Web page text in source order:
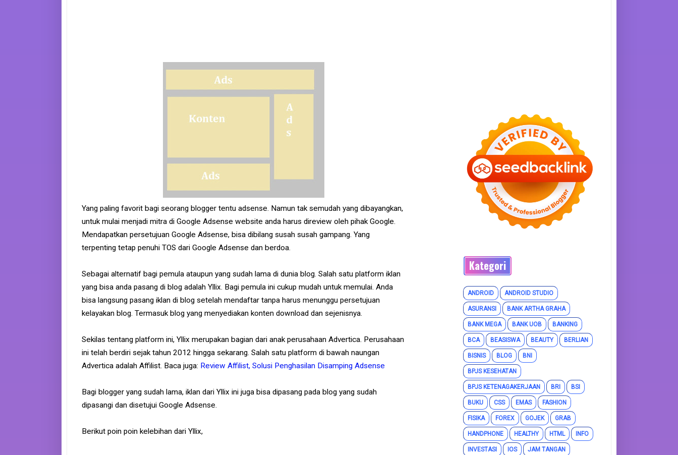
Yang paling favorit bagi seorang blogger tentu adsense. Namun tak semudah yang dibayangkan,
untuk mulai menjadi mitra di Google Adsense website anda harus direview oleh pihak Google.
Mendapatkan persetujuan Google Adsense, bisa dibilang susah susah gampang. Yang
terpenting tetap penuhi TOS dari Google Adsense dan berdoa.
Sebagai alternatif bagi pemula ataupun yang sudah lama di dunia blog. Salah satu platform iklan
yang bisa anda pasang di blog adalah Yllix. Bagi pemula ini cukup mudah untuk memulai. Anda
bisa langsung pasang iklan di blog setelah mendaftar tanpa harus menunggu persetujuan
kelayakan blog. Termasuk blog yang menyediakan konten download dan sejenisnya.
Sekilas tentang platform ini, Yllix merupakan bagian dari anak perusahaan Advertica. Perusahaan
ini telah berdiri sejak tahun 2012 hingga sekarang. Salah satu platform di bawah naungan
Advertica adalah Affilist. Baca juga: Review Affilist, Solusi Penghasilan Disamping Adsense
Bagi blogger yang sudah lama, iklan dari Yllix ini juga bisa dipasang pada blog yang sudah
dipasangi dan disetujui Google Adsense.
Berikut poin poin kelebihan dari Yllix,
Kategori
ANDROID ANDROID STUDIO
ASURANSI BANK ARTHA GRAHA
BANK MEGA BANK UOB BANKING
BCA BEASISWA BEAUTY BERLIAN
BISNIS BLOG BNI
BPJS KESEHATAN
BPJS KETENAGAKERJAAN BRI BSI
BUKU CSS EMAS FASHION
FISIKA FOREX GOJEK GRAB
HANDPHONE HEALTHY HTML INFO
INVESTASI IOS JAM TANGAN